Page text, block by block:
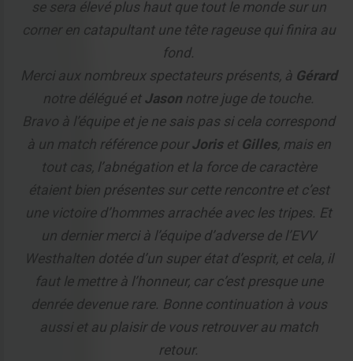
se sera élevé plus haut que tout le monde sur un
corner en catapultant une tête rageuse qui finira au
fond.
Merci aux nombreux spectateurs présents, à Gérard
notre délégué et Jason notre juge de touche.
Bravo à l’équipe et je ne sais pas si cela correspond
à un match référence pourJoriset Gilles, mais en
tout cas, l’abnégation et la force de caractère
étaient bien présentes sur cette rencontre et c’est
une victoire d’hommes arrachée avec les tripes. Et
un dernier merci à l’équipe d’adverse de l’EVV
Westhalten dotée d’un super état d’esprit, et cela, il
faut le mettre à l’honneur, car c’est presque une
denrée devenue rare. Bonne continuation à vous
aussi et au plaisir de vous retrouver au match
retour.